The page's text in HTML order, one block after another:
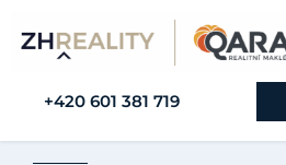
+420 601 381 719